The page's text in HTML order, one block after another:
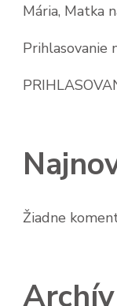
Mária, Matka
Prihlasovanie
Žiadne
Archív